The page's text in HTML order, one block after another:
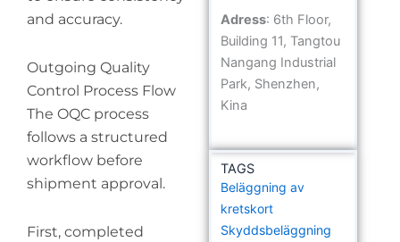
and accuracy.
Outgoing Quality
Control Process Flow
The OQC process
follows a structured
workflow before
shipment approval.
First, completed
Adress: 6th Floor,
Building 11, Tangtou
Nangang Industrial
Park, Shenzhen,
Kina
TAGS
Beläggning av
kretskort
Skyddsbeläggning